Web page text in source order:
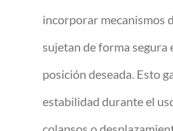
incorporar mecanismos
sujetan de forma segura
posición deseada. Esto
estabilidad durante el